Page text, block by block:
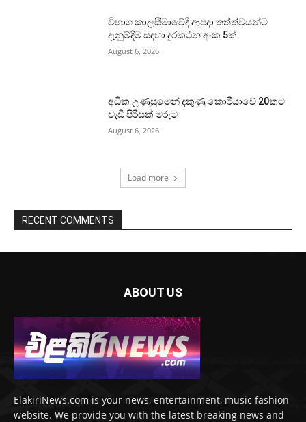
විභාග කාලසීමාවේදී ආපදා තත්ත්වයන්ට
දැනුම්දීම සඳහා දුරකථන අංක 5ක්
August 6, 2026
අධික උණුසුමෙන් දකුණු කොරියාවේ 20කට
වැඩි පිරිසක් මරුට
August 6, 2026
Load more
RECENT COMMENTS
ABOUT US
ElakiriNews.com is your news, entertainment, music fashion
website. We provide you with the latest breaking news and